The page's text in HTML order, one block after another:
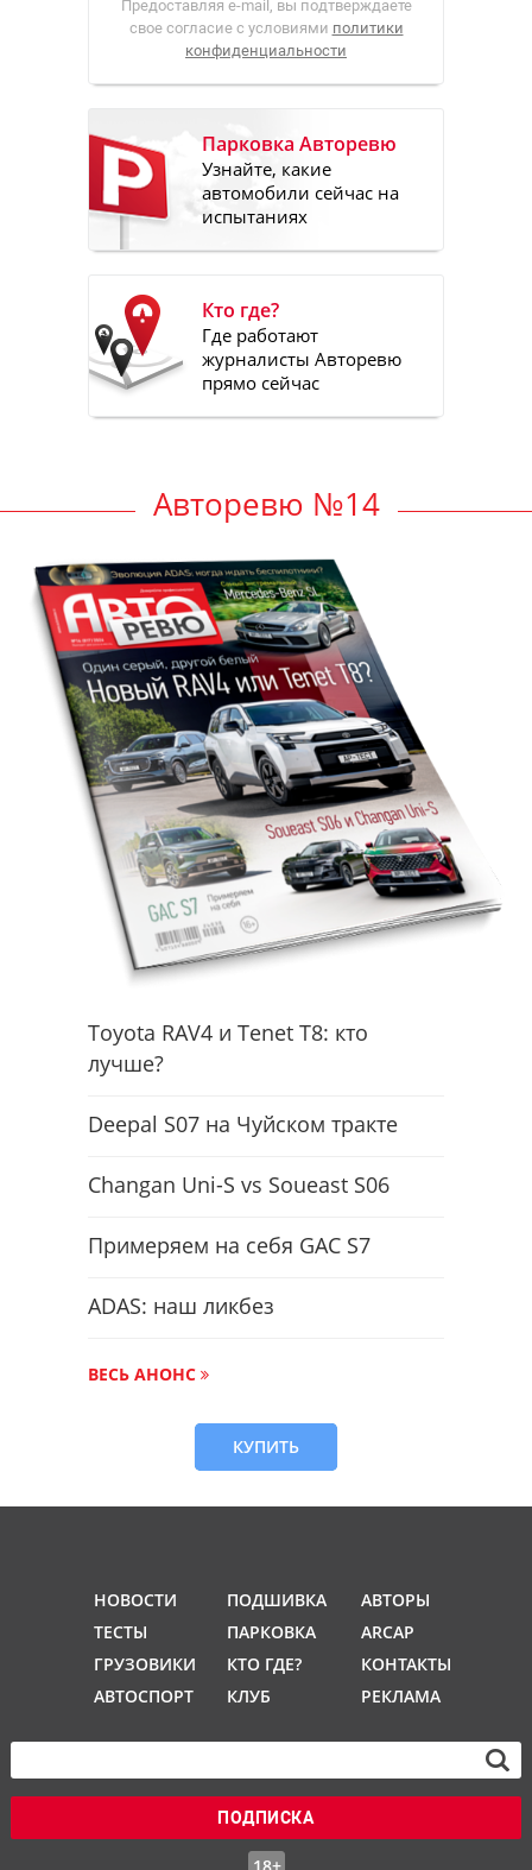
Предоставляя e-mail, вы подтверждаете
свое согласие с условиями политики
конфиденциальности
Парковка Авторевю
Узнайте, какие
автомобили сейчас на
испытаниях
Кто где?
Где работают
журналисты Авторевю
прямо сейчас
Авторевю №14
Toyota RAV4 и Tenet T8: кто
лучше?
Deepal S07 на Чуйском тракте
Changan Uni-S vs Soueast S06
Примеряем на себя GAC S7
ADAS: наш ликбез
ВЕСЬ АНОНС
КУПИТЬ
НОВОСТИ
ТЕСТЫ
ГРУЗОВИКИ
АВТОСПОРТ
ПОДШИВКА
ПАРКОВКА
КТО ГДЕ?
КЛУБ
АВТОРЫ
ARCAP
КОНТАКТЫ
РЕКЛАМА
ПОДПИСКА